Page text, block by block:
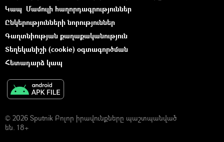
Կապ Մամուլի հաղորդագրություններ
Ընկերությունների նորություններ
Գաղտնիության քաղաքականություն
Տեղեկանիշի (cookie) օգտագործման
Հետադարձ կապ
© 2026 Sputnik Բոլոր իրավունքները պաշտպանված
են. 18+